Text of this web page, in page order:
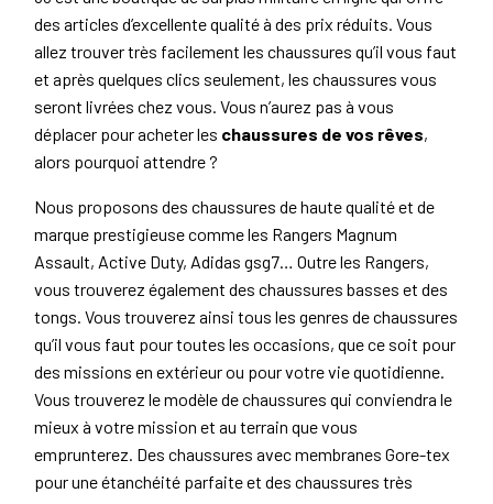
des articles d’excellente qualité à des prix réduits. Vous
allez trouver très facilement les chaussures qu’il vous faut
et après quelques clics seulement, les chaussures vous
seront livrées chez vous. Vous n’aurez pas à vous
déplacer pour acheter les chaussures de vos rêves,
alors pourquoi attendre ?
Nous proposons des chaussures de haute qualité et de
marque prestigieuse comme les Rangers Magnum
Assault, Active Duty, Adidas gsg7… Outre les Rangers,
vous trouverez également des chaussures basses et des
tongs. Vous trouverez ainsi tous les genres de chaussures
qu’il vous faut pour toutes les occasions, que ce soit pour
des missions en extérieur ou pour votre vie quotidienne.
Vous trouverez le modèle de chaussures qui conviendra le
mieux à votre mission et au terrain que vous
emprunterez. Des chaussures avec membranes Gore-tex
pour une étanchéité parfaite et des chaussures très